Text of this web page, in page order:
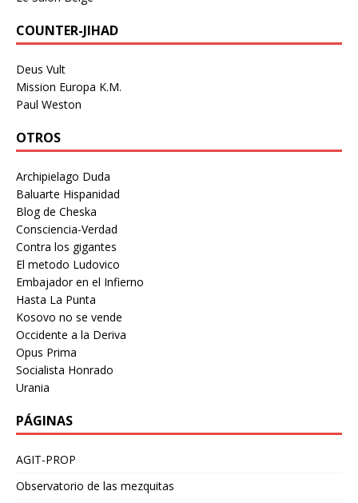
COUNTER-JIHAD
Deus Vult
Mission Europa K.M.
Paul Weston
OTROS
Archipielago Duda
Baluarte Hispanidad
Blog de Cheska
Consciencia-Verdad
Contra los gigantes
El metodo Ludovico
Embajador en el Infierno
Hasta La Punta
Kosovo no se vende
Occidente a la Deriva
Opus Prima
Socialista Honrado
Urania
PÁGINAS
AGIT-PROP
Observatorio de las mezquitas